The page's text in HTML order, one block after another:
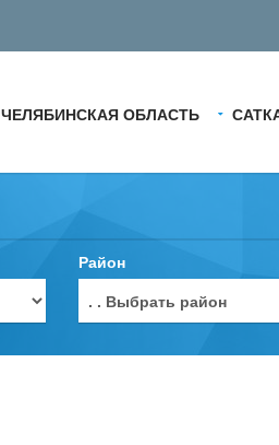
ЧЕЛЯБИНСКАЯ ОБЛАСТЬ
Район
. . Выбрать район